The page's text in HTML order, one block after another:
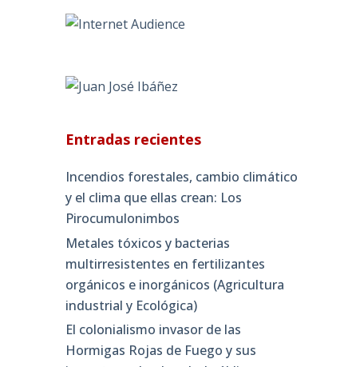
Entradas recientes
Incendios forestales, cambio climático
y el clima que ellas crean: Los
Pirocumulonimbos
Metales tóxicos y bacterias
multirresistentes en fertilizantes
orgánicos e inorgánicos (Agricultura
industrial y Ecológica)
El colonialismo invasor de las
Hormigas Rojas de Fuego y sus